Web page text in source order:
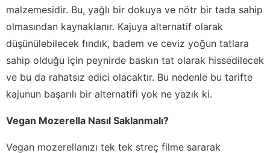
malzemesidir. Bu, yağlı bir dokuya ve nötr bir tada sahip
olmasından kaynaklanır. Kajuya alternatif olarak
düşünülebilecek fındık, badem ve ceviz yoğun tatlara
sahip olduğu için peynirde baskın tat olarak hissedilecek
ve bu da rahatsız edici olacaktır. Bu nedenle bu tarifte
kajunun başarılı bir alternatifi yok ne yazık ki.
Vegan Mozerella Nasıl Saklanmalı?
Vegan mozerellanızı tek tek streç filme sararak